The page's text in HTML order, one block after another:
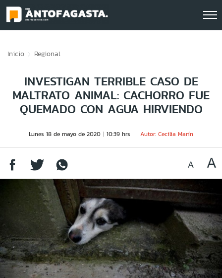
Inicio Regional
INVESTIGAN TERRIBLE CASO DE
MALTRATO ANIMAL: CACHORRO FUE
QUEMADO CON AGUA HIRVIENDO
Lunes 18 de mayo de 2020 10:39 hrs Autor: Cecilia Marín